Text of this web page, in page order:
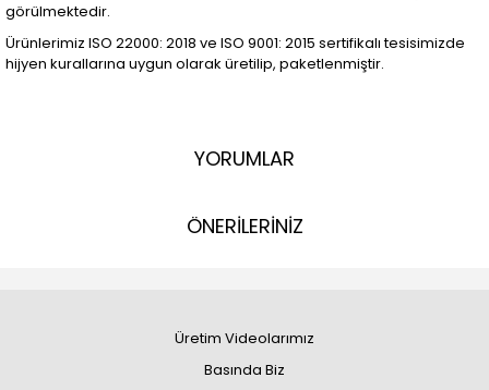
görülmektedir.
Ürünlerimiz ISO 22000: 2018 ve ISO 9001: 2015 sertifikalı tesisimizde
hijyen kurallarına uygun olarak üretilip, paketlenmiştir.
YORUMLAR
ÖNERİLERİNİZ
Üretim Videolarımız
Basında Biz